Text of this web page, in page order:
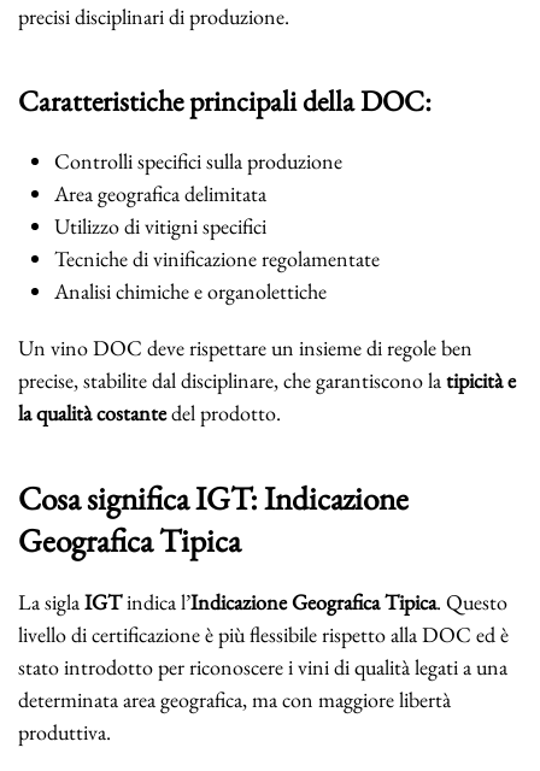
precisi disciplinari di produzione.
Caratteristiche principali della DOC:
Controlli specifici sulla produzione
Area geografica delimitata
Utilizzo di vitigni specifici
Tecniche di vinificazione regolamentate
Analisi chimiche e organolettiche
Un vino DOC deve rispettare un insieme di regole ben
precise, stabilite dal disciplinare, che garantiscono latipicità e
la qualità costantedel prodotto.
Cosa significa IGT: Indicazione
Geografica Tipica
La siglaIGTindica l’Indicazione Geografica Tipica. Questo
livello di certificazione è più flessibile rispetto alla DOC ed è
stato introdotto per riconoscere i vini di qualità legati a una
determinata area geografica, ma con maggiore libertà
produttiva.